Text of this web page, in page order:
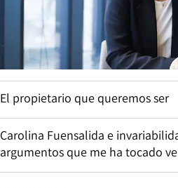
El propietario que queremos ser
Carolina Fuensalida e
argumentos que me ha tocado